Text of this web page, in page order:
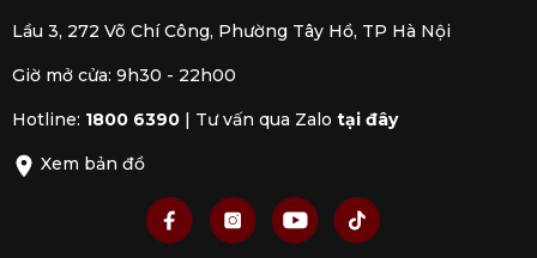
Lầu 3, 272 Võ Chí Công, Phường Tây Hồ, TP Hà Nội
Giờ mở cửa: 9h30 - 22h00
Hotline: 1800 6390 Tư vấn qua Zalo tại đây
Xem bản đồ